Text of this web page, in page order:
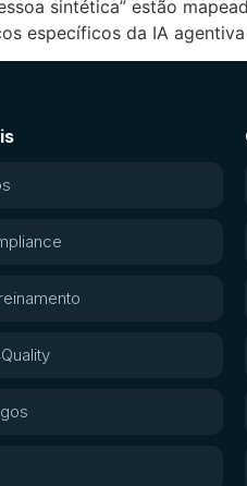
sintética” estão
específicos da IA